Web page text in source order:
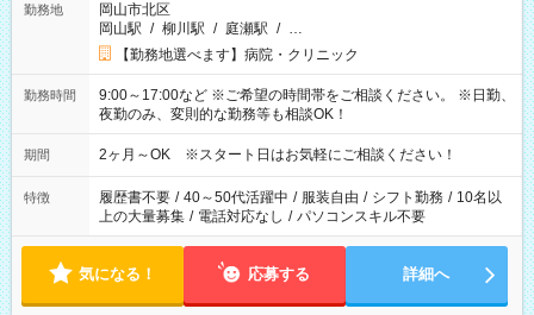
勤務地
岡山市北区
岡山駅 / 柳川駅 / 庭瀬駅 / …
【勤務地選べます】病院・クリニック
勤務時間
9:00～17:00など ※ご希望の時間帯をご相談ください。 ※日勤、
夜勤のみ、変則的な勤務等も相談OK！
期間 2ヶ月～OK ※スタート日はお気軽にご相談ください！
特徴 履歴書不要 / 40～50代活躍中 / 服装自由 / シフト勤務 / 10名以
上の大量募集 / 電話対応なし / パソコンスキル不要
気になる！ 応募する 詳細へ